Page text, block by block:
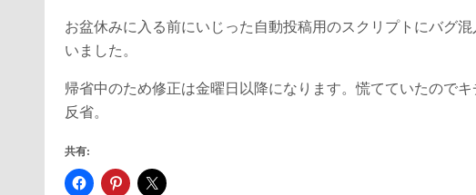
お盆休みに入る前にいじった自動投稿用のスクリプトにバグ
いました。
帰省中のため修正は金曜日以降になります。慌てていたので
反省。
共有: